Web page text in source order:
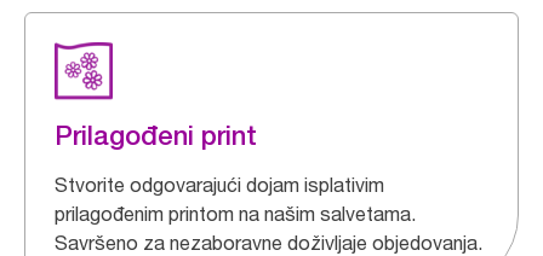
Prilagođeni print
Stvorite odgovarajući dojam isplativim
prilagođenim printom na našim salvetama.
Savršeno za nezaboravne doživljaje objedovanja.